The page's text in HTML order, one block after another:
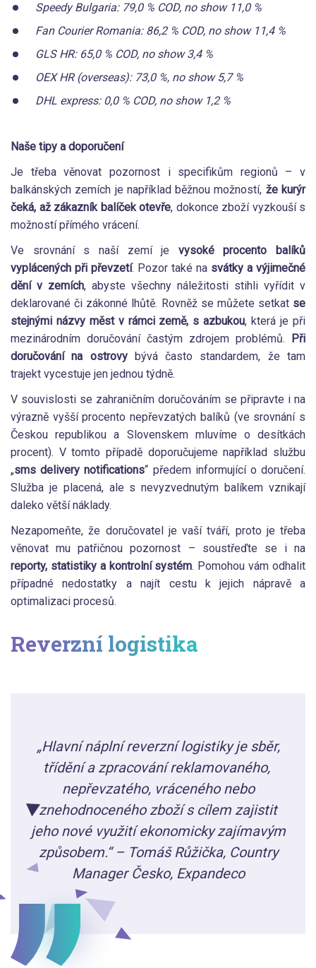
Speedy Bulgaria: 79,0 % COD, no show 11,0 %
Fan Courier Romania: 86,2 % COD, no show 11,4 %
GLS HR: 65,0 % COD, no show 3,4 %
OEX HR (overseas): 73,0 %, no show 5,7 %
DHL express: 0,0 % COD, no show 1,2 %
Naše tipy a doporučení
Je třeba věnovat pozornost i specifikům regionů – v
balkánských zemích je například běžnou možností, že kurýr
čeká, až zákazník balíček otevře, dokonce zboží vyzkouší s
možností přímého vrácení.
Ve srovnání s naší zemí je vysoké procento balíků
vyplácených při převzetí. Pozor také na svátky a výjimečné
dění v zemích, abyste všechny náležitosti stihli vyřídit v
deklarované či zákonné lhůtě. Rovněž se můžete setkat se
stejnými názvy měst v rámci země, s azbukou, která je při
mezinárodním doručování častým zdrojem problémů.
Při
doručování na ostrovybývá často standardem, že tam
trajekt vycestuje jen jednou týdně.
V souvislosti se zahraničním doručováním se připravte i na
výrazně vyšší procento nepřevzatých balíků (ve srovnání s
Českou republikou a Slovenskem mluvíme o desítkách
procent). V tomto případě doporučujeme například službu
„sms delivery notifications“ předem informující o doručení.
Služba je placená, ale s nevyzvednutým balíkem vznikají
daleko větší náklady.
Nezapomeňte, že doručovatel je vaší tváří, proto je třeba
věnovat mu patřičnou pozornost – soustřeďte se i na
reporty, statistiky a kontrolní systém. Pomohou vám odhalit
případné nedostatky a najít cestu k jejich nápravě a
optimalizaci procesů.
Reverzní logistika
„Hlavní náplní reverzní logistiky je sběr,
třídění a zpracování reklamovaného, ​​
nepřevzatého, vráceného nebo
znehodnoceného zboží s cílem zajistit
jeho nové využití ekonomicky zajímavým
způsobem.“ – Tomáš Růžička, Country
Manager Česko, Expandeco